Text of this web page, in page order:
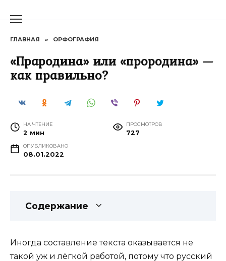
ГЛАВНАЯ » ОРФОГРАФИЯ
«Прародина» или «прородина» —
как правильно?
НА ЧТЕНИЕ
2 мин
ПРОСМОТРОВ
727
ОПУБЛИКОВАНО
08.01.2022
Содержание
Иногда составление текста оказывается не
такой уж и лёгкой работой, потому что русский